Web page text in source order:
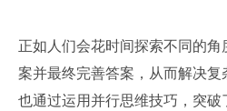
正如人们会花时间探索不同的
案并最终完善答案，从而解决
也通过运用并行思维技巧，突